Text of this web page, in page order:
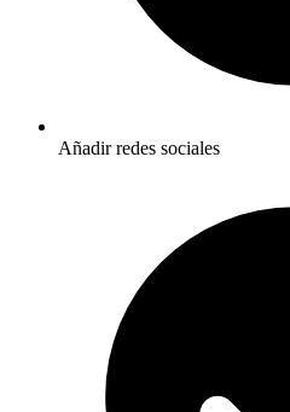
Añadir redes sociales